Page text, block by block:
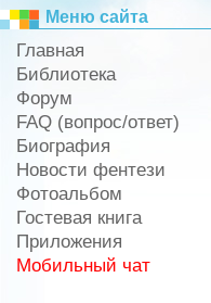
Меню сайта
Главная
Библиотека
Форум
FAQ (вопрос/ответ)
Биография
Новости фентези
Фотоальбом
Гостевая книга
Приложения
Мобильный чат